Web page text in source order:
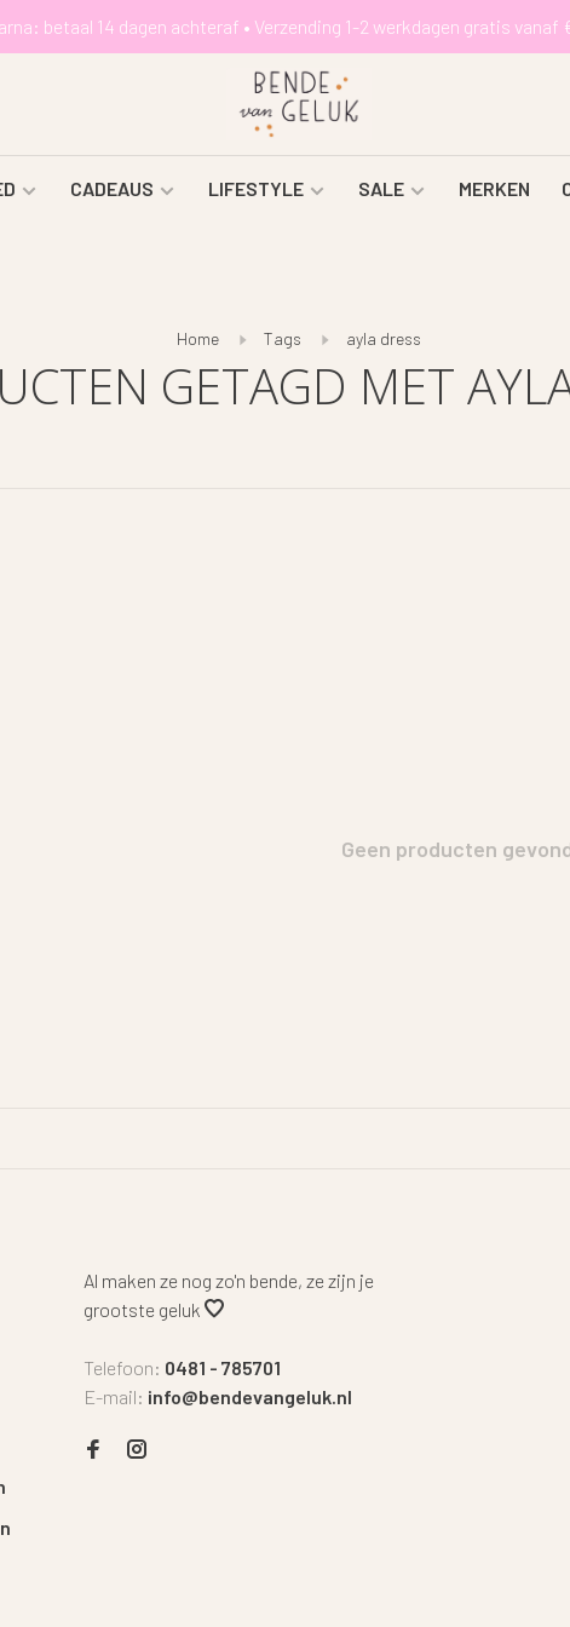
betaal 14 dagen achteraf • Verzending 1-2 werkdagen gratis vanaf
CADEAUS LIFESTYLE SALE MERKEN
Home Tags ayla dress
GETAGD MET
Geen producten
Al maken ze nog zo'n bende, ze zijn je
grootste geluk
Telefoon: 0481 - 785701
E-mail: info@bendevangeluk.nl